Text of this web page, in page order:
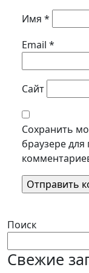
Имя *
Email *
Сайт
Сохранить
браузере
Поиск
Свежие